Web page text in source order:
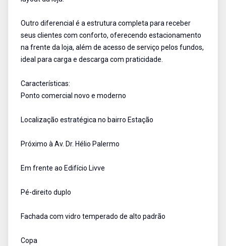
Outro diferencial é a estrutura completa para receber
seus clientes com conforto, oferecendo estacionamento
na frente da loja, além de acesso de serviço pelos fundos,
ideal para carga e descarga com praticidade.
Características:
Ponto comercial novo e moderno
Localização estratégica no bairro Estação
Próximo à Av. Dr. Hélio Palermo
Em frente ao Edifício Livve
Pé-direito duplo
Fachada com vidro temperado de alto padrão
Copa